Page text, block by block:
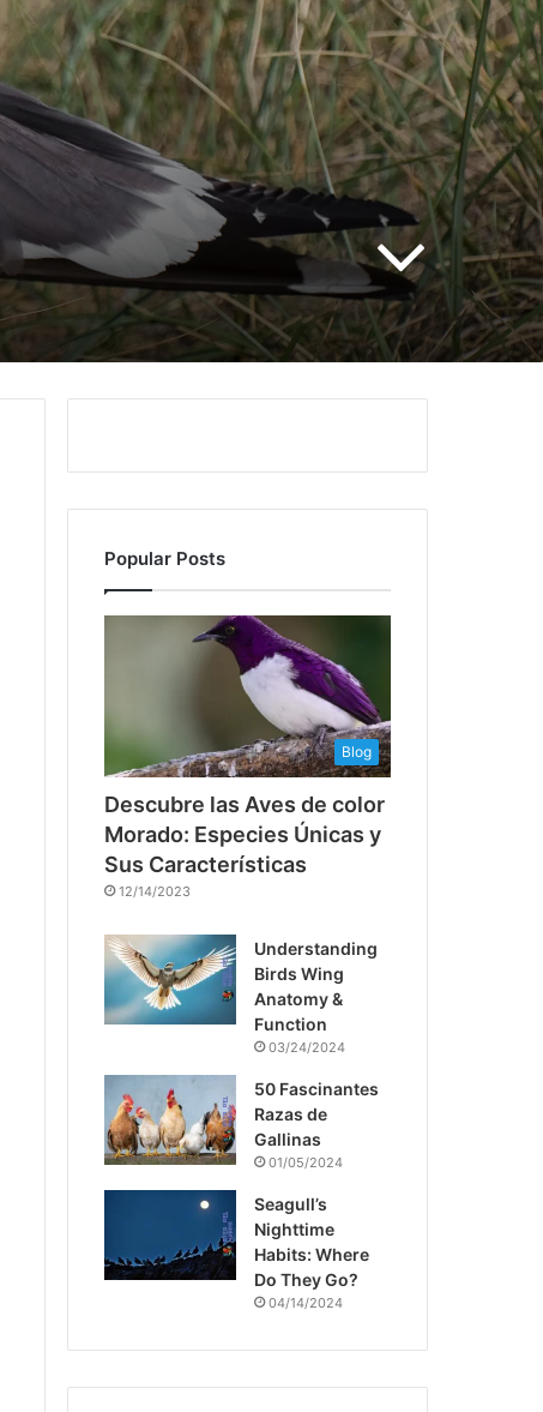
Popular Posts
Blog
Descubre las Aves de color
Morado: Especies Únicas y
Sus Características
12/14/2023
Understanding
Birds Wing
Anatomy &
Function
03/24/2024
50 Fascinantes
Razas de
Gallinas
01/05/2024
Seagull’s
Nighttime
Habits: Where
Do They Go?
04/14/2024